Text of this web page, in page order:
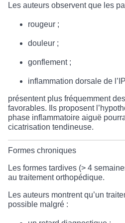
Les auteurs observent que les
rougeur ;
douleur ;
gonflement ;
inflammation dorsale de
présentent plus fréquemment
favorables. Ils proposent
phase inflammatoire aiguë
cicatrisation tendineuse.
Formes chroniques
Les formes tardives (> 4
au traitement orthopédique.
Les auteurs montrent qu’un
possible malgré :